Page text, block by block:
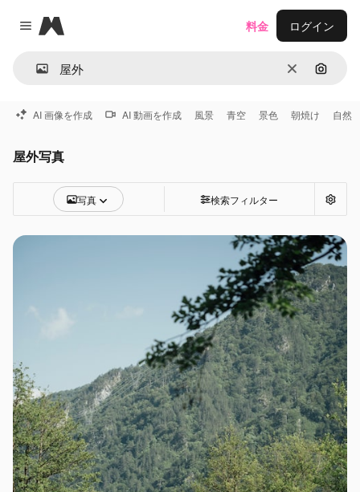
Close menu
Magnific
消去 画像で
料金 ログイン
AI 画像を作成 AI 動画を作成 風景 青空 景色 朝焼け 自然
屋外写真
写真 検索フィルター